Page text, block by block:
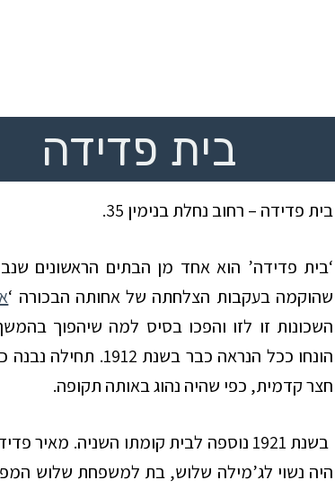
בית פדידה
בית פדידה – רחוב נחלת בנימין 35.
‘בית פדידה’ הוא אחד מן הבתים הראשונים
שהוקמה בעקבות הצלחתה של אחותה הבכורה ‘
השכונות זו לזו והפכו בסיס למה שיהפוך
הונחו ככל הנראה כבר
חצר קדמית, כפי שהיה נהוג באותה תקופה.
בשנת 1921 נוספה לבית קומתו השניה.
היה נשוי לג’מילה שלוש, בת למשפחת שלוש